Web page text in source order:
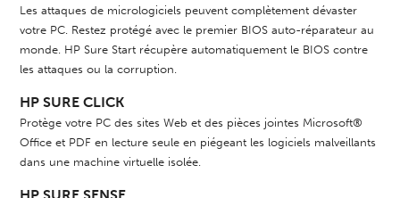
Les attaques de micrologiciels peuvent complètement dévaster
votre PC. Restez protégé avec le premier BIOS auto-réparateur au
monde. HP Sure Start récupère automatiquement le BIOS contre
les attaques ou la corruption.
HP SURE CLICK
Protège votre PC des sites Web et des pièces jointes Microsoft®
Office et PDF en lecture seule en piégeant les logiciels malveillants
dans une machine virtuelle isolée.